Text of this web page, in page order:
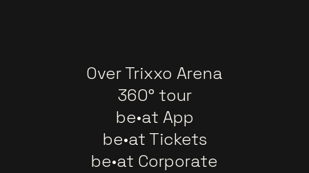
Over Trixxo Arena
360° tour
be•at App
be•at Tickets
be•at Corporate